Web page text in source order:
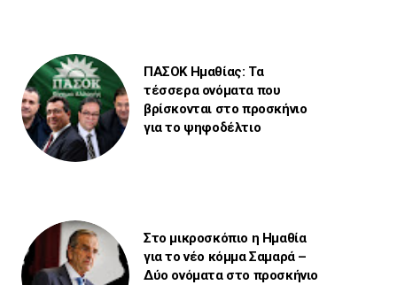
ΠΑΣΟΚ Ημαθίας: Τα
τέσσερα ονόματα που
βρίσκονται στο προσκήνιο
για το ψηφοδέλτιο
Στο μικροσκόπιο η Ημαθία
για το νέο κόμμα Σαμαρά –
Δύο ονόματα στο προσκήνιο